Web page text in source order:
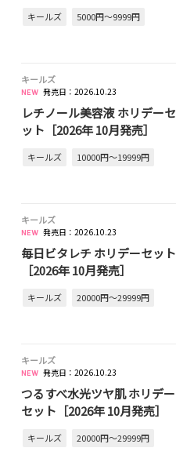
キールズ 5000円～9999円
キールズ
発売日：2026.10.23
レチノール美容液 ホリデーセ
ット［2026年 10月発売］
キールズ 10000円～19999円
キールズ
発売日：2026.10.23
毎日ビタレチ ホリデーセット
［2026年 10月発売］
キールズ 20000円～29999円
キールズ
発売日：2026.10.23
つるすべ水光ツヤ肌 ホリデー
セット［2026年 10月発売］
キールズ 20000円～29999円